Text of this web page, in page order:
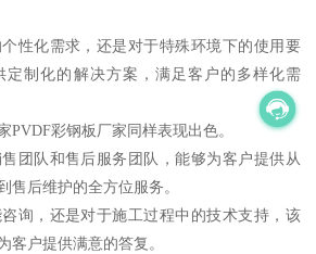
性化需求，还是对于特殊环境下的使用要
定制化的解决方案，满足客户的多样化需
PVDF彩钢板厂家同样表现出色。
团队和售后服务团队，能够为客户提供从
售后维护的全方位服务。
询，还是对于施工过程中的技术支持，该
客户提供满意的答复。